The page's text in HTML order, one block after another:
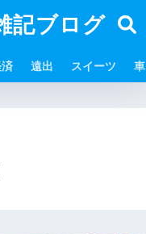
記ブログ
遠出 スイーツ 車